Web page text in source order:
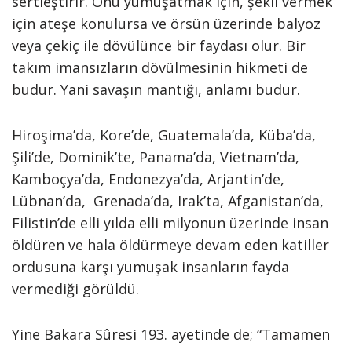
için ateşe konulursa ve örsün üzerinde balyoz
veya çekiç ile dövülünce bir faydası olur. Bir
takım imansızların dövülmesinin hikmeti de
budur. Yani savaşın mantığı, anlamı budur.
Hiroşima’da, Kore’de, Guatemala’da, Küba’da,
Şili’de, Dominik’te, Panama’da, Vietnam’da,
Kamboçya’da, Endonezya’da, Arjantin’de,
Lübnan’da, Grenada’da, Irak’ta, Afganistan’da,
Filistin’de elli yılda elli milyonun üzerinde insan
öldüren ve hala öldürmeye devam eden katiller
ordusuna karşı yumuşak insanların fayda
vermediği görüldü.
Yine Bakara Sûresi 193. ayetinde de; “Tamamen